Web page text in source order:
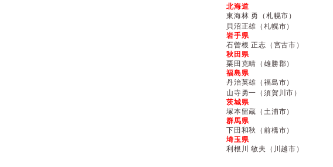
北海道
東海林 勇（札幌市）
貝沼正雄（札幌市）
岩手県
石曽根 正志（宮古市）
秋田県
栗田克晴（雄勝郡）
福島県
丹治英雄（福島市）
山寺勇一（須賀川市）
茨城県
塚本留蔵（土浦市）
群馬県
下田和秋（前橋市）
埼玉県
利根川 敏夫（川越市）